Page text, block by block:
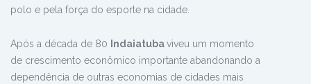
polo e pela força do esporte na cidade.
Após a década de 80 Indaiatubaviveu um momento
de crescimento econômico importante abandonando a
dependência de outras economias de cidades mais